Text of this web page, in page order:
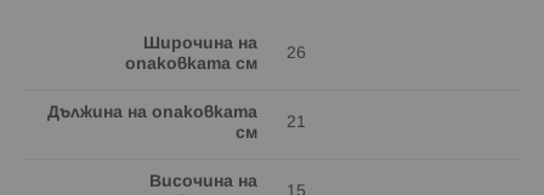
Широчина на
опаковката см
26
Дължина на опаковката
см
21
Височина на